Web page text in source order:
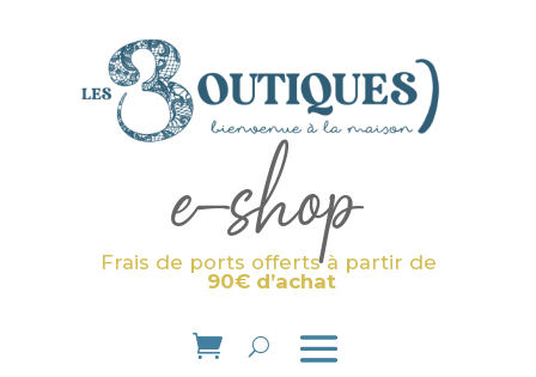
e-shop
Frais de ports offerts à partir de
90€ d’achat